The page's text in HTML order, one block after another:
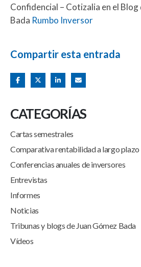
Confidencial – Cotizalia en el Blog
Bada Rumbo Inversor
Compartir esta entrada
CATEGORÍAS
Cartas semestrales
Comparativa rentabilidad a largo plazo
Conferencias anuales de inversores
Entrevistas
Informes
Noticias
Tribunas y blogs de Juan Gómez Bada
Vídeos